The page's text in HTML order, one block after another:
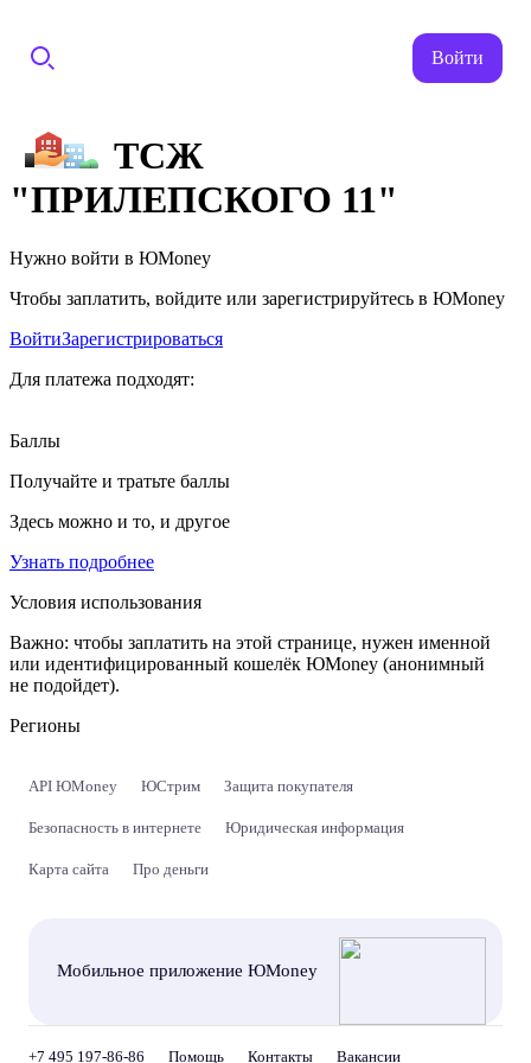
Войти
ТСЖ
"ПРИЛЕПСКОГО 11"
Нужно войти в ЮMoney
Чтобы заплатить, войдите или зарегистрируйтесь в ЮMoney
ВойтиЗарегистрироваться
Для платежа подходят:
Баллы
Получайте и тратьте баллы
Здесь можно и то, и другое
Узнать подробнее
Условия использования
Важно: чтобы заплатить на этой странице, нужен именной
или идентифицированный кошелёк ЮMoney (анонимный
не подойдет).
Регионы
API ЮMoney ЮСтрим Защита покупателя
Безопасность в интернете Юридическая информация
Карта сайта Про деньги
Мобильное приложение ЮMoney
+7 495 197-86-86 Помощь Контакты Вакансии